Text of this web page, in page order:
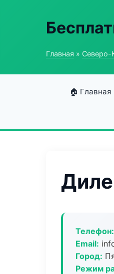
Главная » Северо-
🏠 Главная
Телефон:
Email:
Город:
Режим